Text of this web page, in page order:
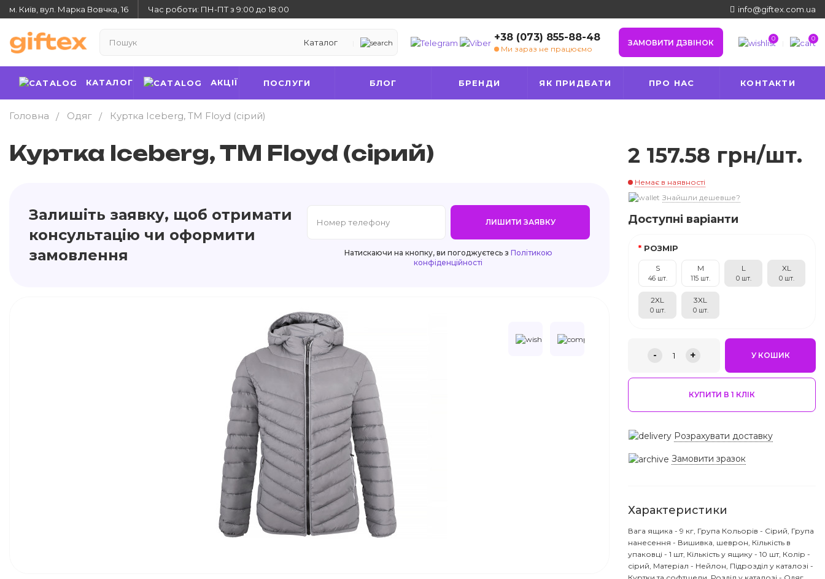
м. Київ, вул. Марка Вовчка, 16 Час роботи: ПН-ПТ з 9:00 до 18:00 info@giftex.com.ua
Каталог +38 (073) 855-88-48
Ми зараз не працюємо
ЗАМОВИТИ ДЗВІНОК 0 0
КАТАЛОГ АКЦІЇ ПОСЛУГИ БЛОГ БРЕНДИ ЯК ПРИДБАТИ ПРО НАС КОНТАКТИ
Головна Одяг Куртка Iceberg, TM Floyd (сірий)
Куртка Iceberg, TM Floyd (сірий)
Залишіть заявку, щоб отримати
консультацію чи оформити
замовлення
ЛИШИТИ ЗАЯВКУ
Натискаючи на кнопку, ви погоджуєтесь з Політикою
конфіденційності
2 157.58 грн/шт.
Немає в наявності
Знайшли дешевше?
Доступні варіанти
РОЗМІР
S
46 шт.
M
115 шт.
L
0 шт.
XL
0 шт.
2XL
0 шт.
3XL
0 шт.
- 1 + У КОШИК
КУПИТИ В 1 КЛIК
Розрахувати доставку
Замовити зразок
Характеристики
Вага ящика - 9 кг, Група Кольорів - Сірий, Група
нанесення - Вишивка, шеврон, Кількість в
упаковці - 1 шт, Кількість у ящику - 10 шт, Колір -
сірий, Матеріал - Нейлон, Підрозділ у каталозі -